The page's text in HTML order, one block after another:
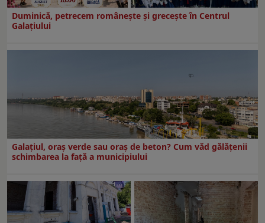
Duminică, petrecem româneşte şi greceşte în Centrul
Galaţiului
Galațiul, oraș verde sau oraș de beton? Cum văd gălățenii
schimbarea la față a municipiului